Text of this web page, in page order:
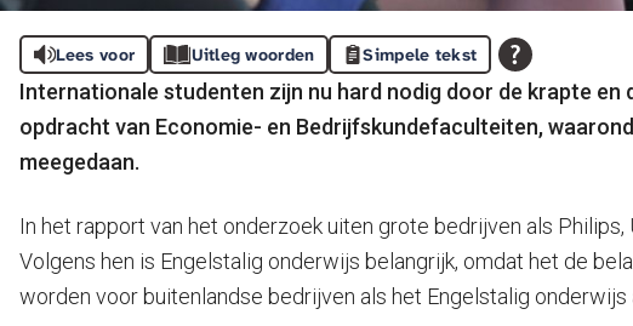
Lees voor Uitleg woorden Simpele tekst
Internationale studenten zijn nu hard nodig door de krapte
opdracht van Economie- en Bedrijfskundefaculteiten,
meegedaan.
In het rapport van het onderzoek uiten grote bedrijven als
Volgens hen is Engelstalig onderwijs belangrijk, omdat het de
worden voor buitenlandse bedrijven als het Engelstalig onderwijs